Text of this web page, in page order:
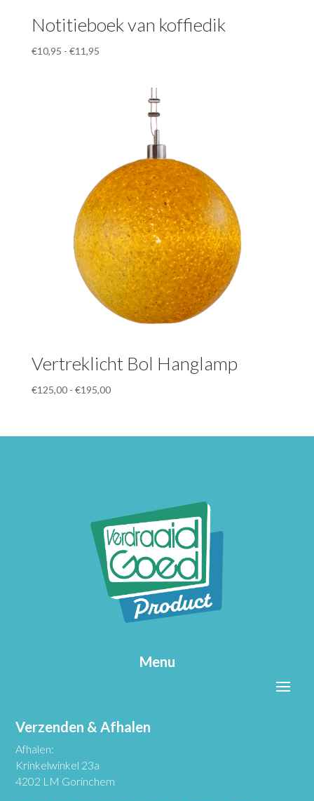
Notitieboek van koffiedik
€10,95 - €11,95Prijsklasse:
Vertreklicht Bol Hanglamp
€125,00 - €195,00Prijsklasse:
€195,00
Menu
Verzenden & Afhalen
Afhalen:
Krinkelwinkel 23a
4202 LM Gorinchem